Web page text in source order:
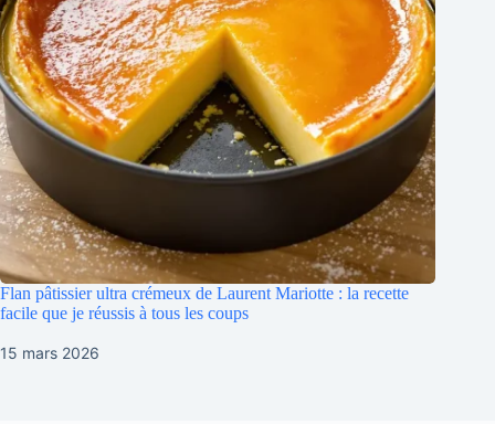
Flan pâtissier ultra crémeux de Laurent Mariotte : la recette
facile que je réussis à tous les coups
15 mars 2026